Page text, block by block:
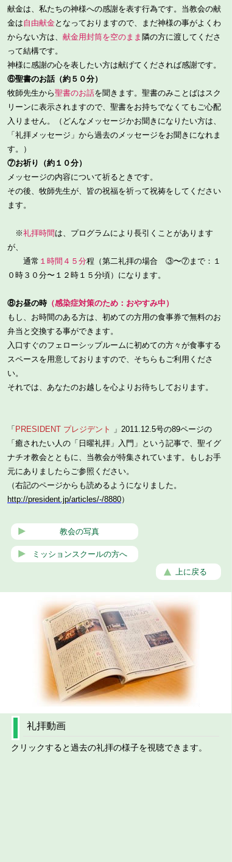
教会の写真
献金は、私たちの神様への感謝を表す行為です。当教会の献
金は自由献金となっておりますので、まだ神様の事がよくわ
からない方は、 献金用封筒を空のまま 隣の方に渡してくださ
って結構です。
神様に感謝の心を表したい方は献げてくだされば感謝です。
⑥聖書のお話（約５０分）
牧師先生から聖書のお話を聞きます。聖書のみことばはスク
リーンに表示されますので、聖書をお持ちでなくてもご心配
入りません。（どんなメッセージかお聞きになりたい方は、
「 礼拝メッセージ 」から過去のメッセージをお聞きになれま
す。）
⑦お祈り（約１０分）
メッセージの内容について祈るときです。
その後、牧師先生が、皆の祝福を祈って祝祷をしてください
ます。
※礼拝時間 は、プログラムにより長引くことがあります
が、
通常 １時間４５分程（第二礼拝の場合 ③〜⑦まで：１
０時３０分〜１２時１５分頃）になります。
⑧お昼の時（感染症対策のため：おやすみ中）
もし、お時間のある方は、初めての方用の食事券で無料のお
弁当と交換する事ができます。
入口すぐのフェローシップルームに初めての方々が食事する
スペースを用意しておりますので、そちらもご利用くださ
い。
それでは、あなたのお越しを心よりお待ちしております。
「 PRESIDENT プレジデント
」2011.12.5号の89ページの
「癒されたい人の「日曜礼拝」入門」という記事で、聖イグ
ナチオ教会とともに、当教会が特集されています。もしお手
元にありましたらご参照ください。
（右記のページからも読めるようになりました。
http://president.jp/articles/-/8880）
ミッションスクールの方へ
上に戻る
礼拝動画
クリックすると過去の礼拝の様子を視聴できます。